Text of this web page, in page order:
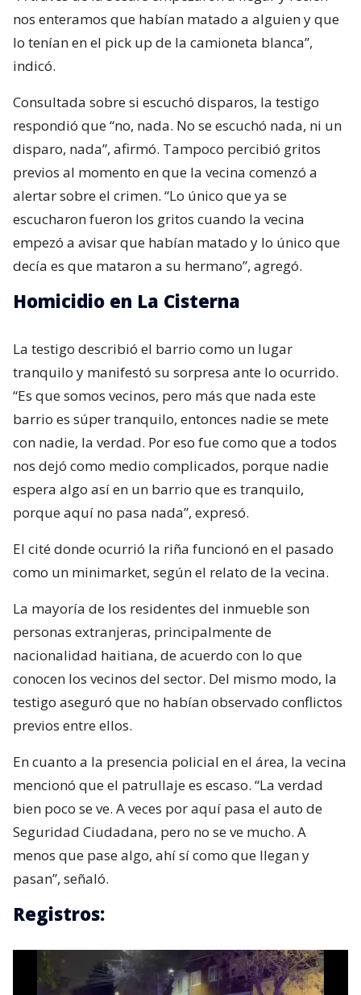
nos enteramos que habían matado a alguien y que
lo tenían en el pick up de la camioneta blanca”,
indicó.
Consultada sobre si escuchó disparos, la testigo
respondió que “no, nada. No se escuchó nada, ni un
disparo, nada”, afirmó. Tampoco percibió gritos
previos al momento en que la vecina comenzó a
alertar sobre el crimen. “Lo único que ya se
escucharon fueron los gritos cuando la vecina
empezó a avisar que habían matado y lo único que
decía es que mataron a su hermano”, agregó.
Homicidio en La Cisterna
La testigo describió el barrio como un lugar
tranquilo y manifestó su sorpresa ante lo ocurrido.
“Es que somos vecinos, pero más que nada este
barrio es súper tranquilo, entonces nadie se mete
con nadie, la verdad. Por eso fue como que a todos
nos dejó como medio complicados, porque nadie
espera algo así en un barrio que es tranquilo,
porque aquí no pasa nada”, expresó.
El cité donde ocurrió la riña funcionó en el pasado
como un minimarket, según el relato de la vecina.
La mayoría de los residentes del inmueble son
personas extranjeras, principalmente de
nacionalidad haitiana, de acuerdo con lo que
conocen los vecinos del sector. Del mismo modo, la
testigo aseguró que no habían observado conflictos
previos entre ellos.
En cuanto a la presencia policial en el área, la vecina
mencionó que el patrullaje es escaso. “La verdad
bien poco se ve. A veces por aquí pasa el auto de
Seguridad Ciudadana, pero no se ve mucho. A
menos que pase algo, ahí sí como que llegan y
pasan”, señaló.
Registros: